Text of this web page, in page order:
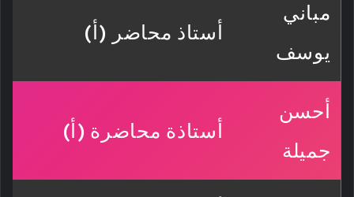
مباني
يوسف
أستاذ محاضر (أ)
أحسن
جميلة
أستاذة محاضرة (أ)